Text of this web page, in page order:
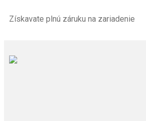
Získavate plnú záruku na zariadenie